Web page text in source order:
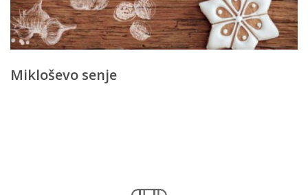
Mikloševo senje